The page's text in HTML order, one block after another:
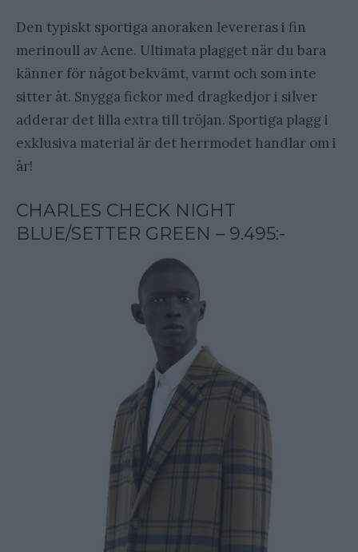
Den typiskt sportiga anoraken levereras i fin
merinoull av Acne. Ultimata plagget när du bara
känner för något bekvämt, varmt och som inte
sitter åt. Snygga fickor med dragkedjor i silver
adderar det lilla extra till tröjan. Sportiga plagg i
exklusiva material är det herrmodet handlar om i
år!
CHARLES CHECK NIGHT
BLUE/SETTER GREEN – 9.495:-